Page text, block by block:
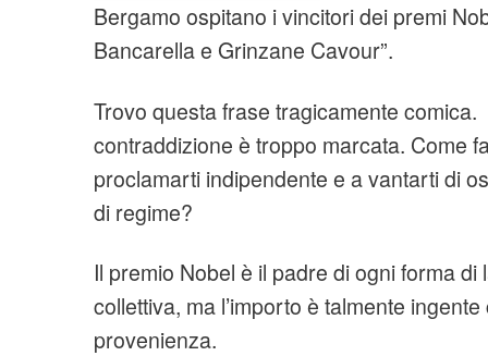
i
o
Bergamo ospitano i vincitori dei premi
Bancarella e Grinzane Cavour”.
Trovo questa frase tragicamente
contraddizione è troppo marcata. Come
proclamarti indipendente e a vantarti di
di regime?
Il premio Nobel è il padre di ogni forma
collettiva, ma l’importo è talmente
provenienza.